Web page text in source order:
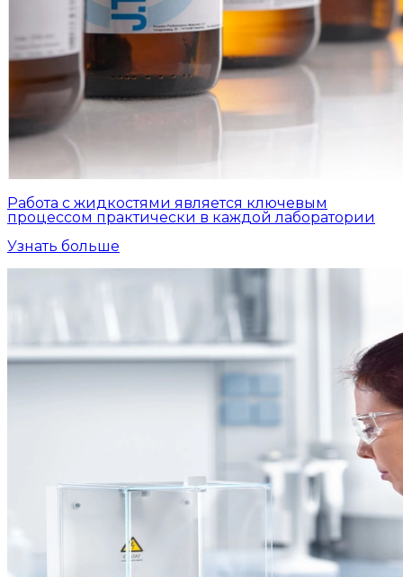
Работа с жидкостями является ключевым
процессом практически в каждой лаборатории
Узнать больше